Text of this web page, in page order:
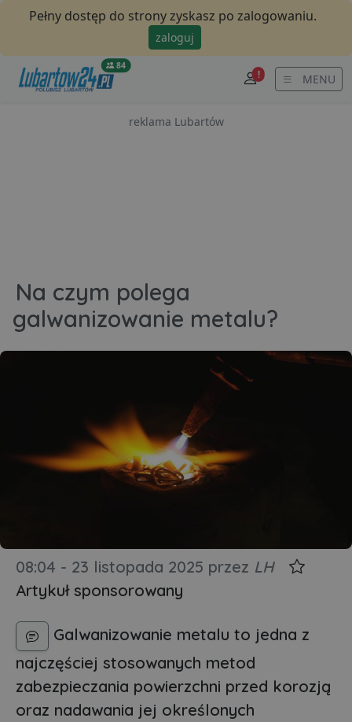
Pełny dostęp do strony zyskasz po zalogowaniu.
zaloguj
84
! MENU
reklama Lubartów
Na czym polega
galwanizowanie metalu?
08:04 - 23 listopada 2025 przez LH
Artykuł sponsorowany
Galwanizowanie metalu to jedna z
najczęściej stosowanych metod
zabezpieczania powierzchni przed korozją
oraz nadawania jej określonych